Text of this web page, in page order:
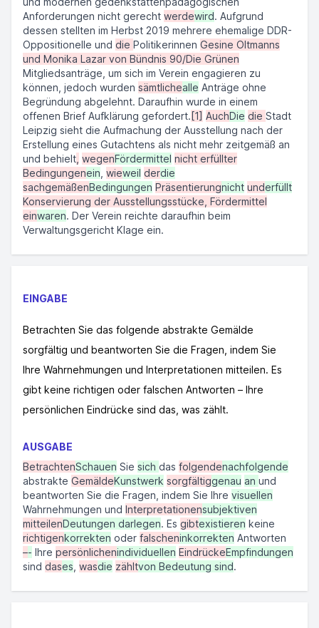
Anforderungen nicht gerecht werdewird. Aufgrund
dessen stellten im Herbst 2019 mehrere ehemalige DDR-
Oppositionelle und die Politikerinnen Gesine Oltmanns
und Monika Lazar von Bündnis 90/Die Grünen
Mitgliedsanträge, um sich im Verein engagieren zu
können, jedoch wurden sämtlichealle Anträge ohne
Begründung abgelehnt. Daraufhin wurde in einem
offenen Brief Aufklärung gefordert. [1] AuchDie die Stadt
Leipzig sieht die Aufmachung der Ausstellung nach der
Erstellung eines Gutachtens als nicht mehr zeitgemäß an
und behielt wegenFördermittel nicht erfüllter
Bedingungenein wieweil derdie
sachgemäßenBedingungen Präsentierungnicht underfüllt
Konservierung der Ausstellungsstücke, Fördermittel
einwaren. Der Verein reichte daraufhin beim
Verwaltungsgericht Klage ein.
EINGABE
Betrachten Sie das folgende abstrakte Gemälde
sorgfältig und beantworten Sie die Fragen, indem Sie
Ihre Wahrnehmungen und Interpretationen mitteilen. Es
gibt keine richtigen oder falschen Antworten – Ihre
persönlichen Eindrücke sind das, was zählt.
AUSGABE
BetrachtenSchauen Sie sich das folgendenachfolgende
abstrakte GemäldeKunstwerk sorgfältiggenau an und
beantworten Sie die Fragen, indem Sie Ihre visuellen
Wahrnehmungen und Interpretationensubjektiven
mitteilenDeutungen darlegen. Es gibtexistieren keine
richtigenkorrekten oder falscheninkorrekten Antworten
–- Ihre persönlichenindividuellen EindrückeEmpfindungen
sind dases wasdie zähltvon Bedeutung sind.